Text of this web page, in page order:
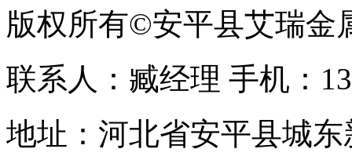
版权所有©安平县艾瑞金
联系人：臧经理 手机：
地址：河北省安平县城